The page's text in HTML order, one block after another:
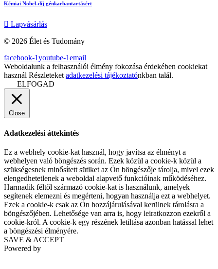
Kémiai Nobel-díj génkarbantartásért
Lapvásárlás
© 2026 Élet és Tudomány
facebook-1youtube-1email
Weboldalunk a felhasználói élmény fokozása érdekében cookiekat
használ Részleteket adatkezelési tájékoztatónkban talál.
ELFOGAD
Close
Adatkezelési áttekintés
Ez a webhely cookie-kat használ, hogy javítsa az élményt a
webhelyen való böngészés során. Ezek közül a cookie-k közül a
szükségesnek minősített sütiket az Ön böngészője tárolja, mivel ezek
elengedhetetlenek a weboldal alapvető funkcióinak működéséhez.
Harmadik féltől származó cookie-kat is használunk, amelyek
segítenek elemezni és megérteni, hogyan használja ezt a webhelyet.
Ezek a cookie-k csak az Ön hozzájárulásával kerülnek tárolásra a
böngészőjében. Lehetősége van arra is, hogy leiratkozzon ezekről a
cookie-król. A cookie-k egy részének letiltása azonban hatással lehet
a böngészési élményére.
SAVE & ACCEPT
Powered by